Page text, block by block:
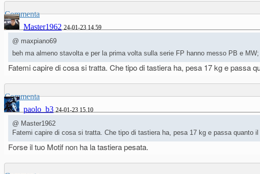
Commenta
Master1962 24-01-23 14.59
@ maxpiano69
beh ma almeno stavolta e per la prima volta sulla serie FP hanno messo PB e
Fatemi capire di cosa si tratta. Che tipo di tastiera ha, pesa 17 kg e passa
Commenta
paolo_b3 24-01-23 15.10
@ Master1962
Fatemi capire di cosa si tratta. Che tipo di tastiera ha, pesa 17 kg e passa quanto
Forse il tuo Motif non ha la tastiera pesata.